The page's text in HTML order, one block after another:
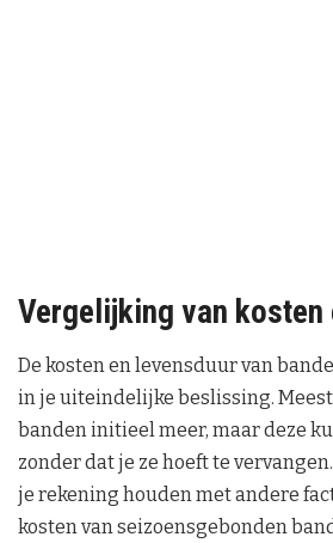
Vergelijking van kosten
De kosten en levensduur van
in je uiteindelijke beslissing.
banden initieel meer, maar deze
zonder dat je ze hoeft te
je rekening houden met andere
kosten van seizoensgebonden